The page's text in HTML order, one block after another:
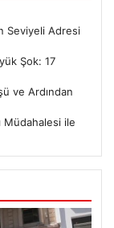
Seviyeli Adresi
Şok: 17
ve Ardından
Müdahalesi ile